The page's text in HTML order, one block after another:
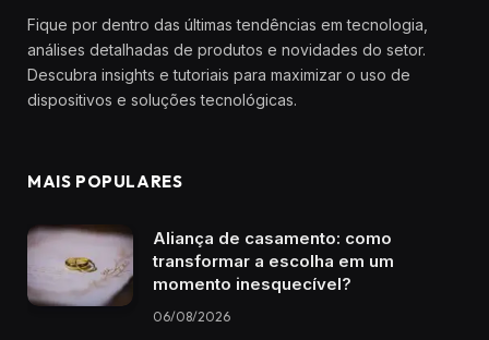
Fique por dentro das últimas tendências em tecnologia,
análises detalhadas de produtos e novidades do setor.
Descubra insights e tutoriais para maximizar o uso de
dispositivos e soluções tecnológicas.
MAIS POPULARES
Aliança de casamento: como
transformar a escolha em um
momento inesquecível?
06/08/2026